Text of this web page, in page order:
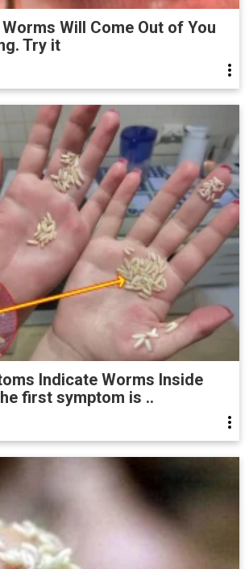
Will Come Out of You
Try it
Indicate Worms Inside
first symptom is ..